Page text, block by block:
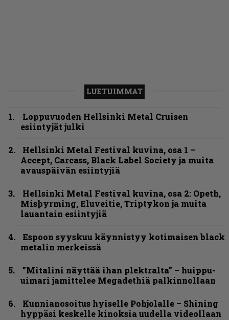
LUETUIMMAT
Loppuvuoden Hellsinki Metal Cruisen
esiintyjät julki
Hellsinki Metal Festival kuvina, osa 1 –
Accept, Carcass, Black Label Society ja muita
avauspäivän esiintyjiä
Hellsinki Metal Festival kuvina, osa 2: Opeth,
Misþyrming, Eluveitie, Triptykon ja muita
lauantain esiintyjiä
Espoon syyskuu käynnistyy kotimaisen black
metalin merkeissä
”Mitalini näyttää ihan plektralta” – huippu-
uimari jamittelee Megadethiä palkinnollaan
Kunnianosoitus hyiselle Pohjolalle – Shining
hyppäsi keskelle kinoksia uudella videollaan